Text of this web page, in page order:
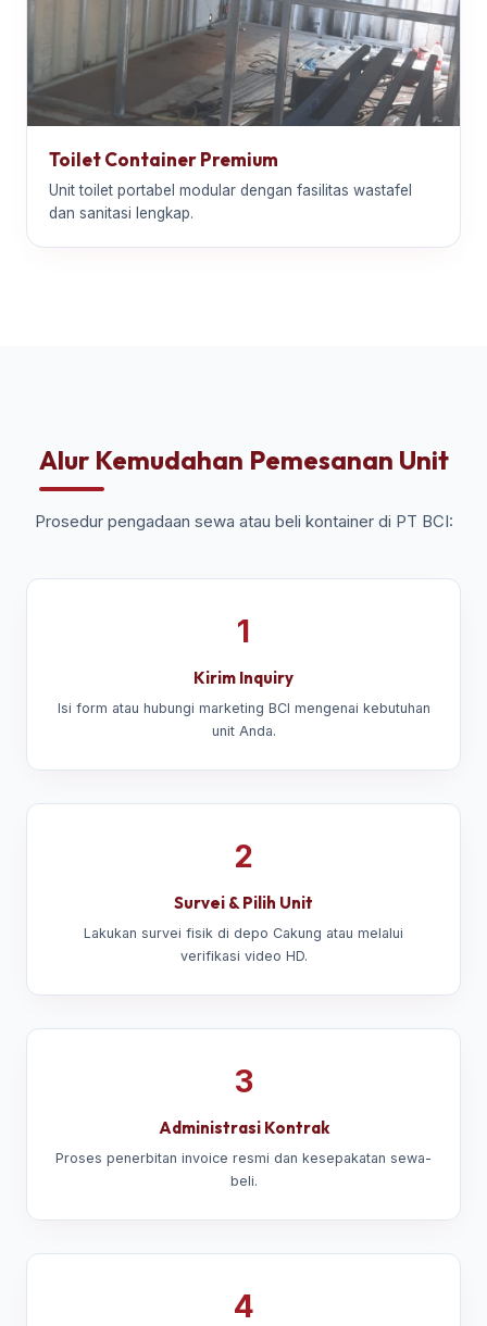
Toilet Container Premium
Unit toilet portabel modular dengan fasilitas wastafel
dan sanitasi lengkap.
Alur Kemudahan Pemesanan Unit
Prosedur pengadaan sewa atau beli kontainer di PT BCI:
1
Kirim Inquiry
Isi form atau hubungi marketing BCI mengenai kebutuhan
unit Anda.
2
Survei & Pilih Unit
Lakukan survei fisik di depo Cakung atau melalui
verifikasi video HD.
3
Administrasi Kontrak
Proses penerbitan invoice resmi dan kesepakatan sewa-
beli.
4